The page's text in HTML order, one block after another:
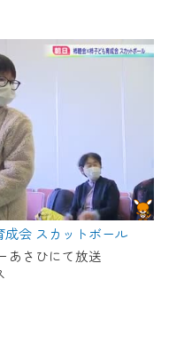
成会 スカットボール
あさひにて放送